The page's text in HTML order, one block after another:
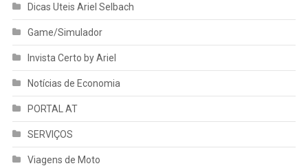
Dicas Uteis Ariel Selbach
Game/Simulador
Invista Certo by Ariel
Notícias de Economia
PORTAL AT
SERVIÇOS
Viagens de Moto